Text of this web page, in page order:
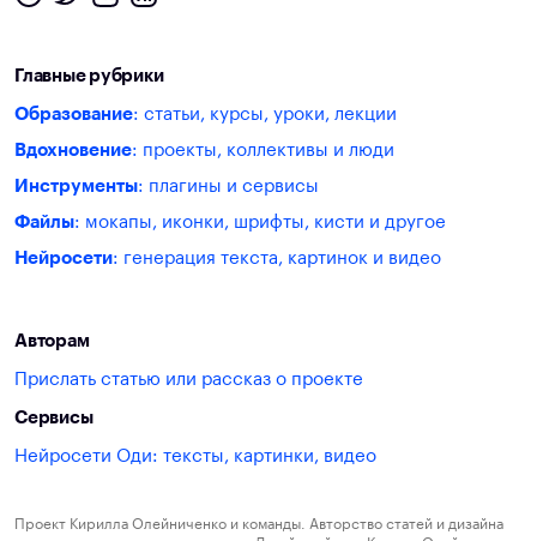
Главные рубрики
Образование: статьи, курсы, уроки, лекции
Вдохновение: проекты, коллективы и люди
Инструменты: плагины и сервисы
Файлы: мокапы, иконки, шрифты, кисти и другое
Нейросети: генерация текста, картинок и видео
Авторам
Прислать статью или рассказ о проекте
Сервисы
Нейросети Оди: тексты, картинки, видео
Проект Кирилла Олейниченко и команды. Авторство статей и дизайна